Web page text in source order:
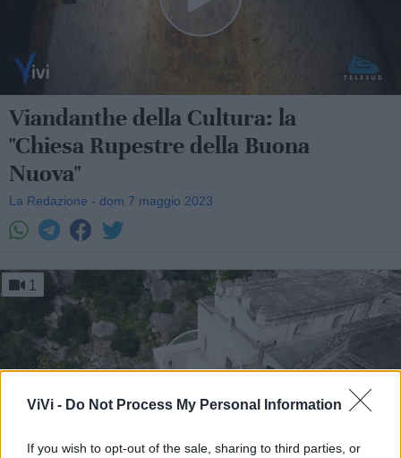
ViVi - Do Not Process My Personal Information
If you wish to opt-out of the sale, sharing to third parties, or
Viandanthe della Cultura: la
"Chiesa Rupestre della Buona
Nuova"
La Redazione - dom 7 maggio 2023
1